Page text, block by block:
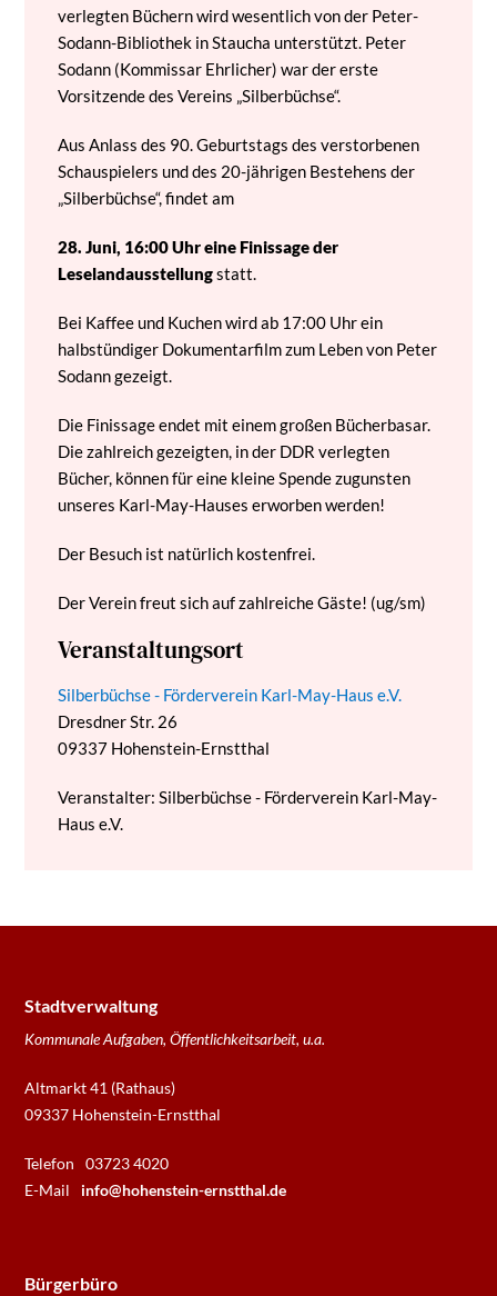
verlegten Büchern wird wesentlich von der Peter-
Sodann-Bibliothek in Staucha unterstützt. Peter
Sodann (Kommissar Ehrlicher) war der erste
Vorsitzende des Vereins „Silberbüchse“.
Aus Anlass des 90. Geburtstags des verstorbenen
Schauspielers und des 20-jährigen Bestehens der
„Silberbüchse“, findet am
28. Juni, 16:00 Uhr eine Finissage der
Leselandausstellungstatt.
Bei Kaffee und Kuchen wird ab 17:00 Uhr ein
halbstündiger Dokumentarfilm zum Leben von Peter
Sodann gezeigt.
Die Finissage endet mit einem großen Bücherbasar.
Die zahlreich gezeigten, in der DDR verlegten
Bücher, können für eine kleine Spende zugunsten
unseres Karl-May-Hauses erworben werden!
Der Besuch ist natürlich kostenfrei.
Der Verein freut sich auf zahlreiche Gäste! (ug/sm)
Veranstaltungsort
Silberbüchse - Förderverein Karl-May-Haus e.V.
Dresdner Str. 26
09337 Hohenstein-Ernstthal
Veranstalter: Silberbüchse - Förderverein Karl-May-
Haus e.V.
Stadtverwaltung
Kommunale Aufgaben, Öffentlichkeitsarbeit, u.a.
Altmarkt 41 (Rathaus)
09337 Hohenstein-Ernstthal
Telefon
03723 4020
E-Mail
info@hohenstein-ernstthal.de
Bürgerbüro